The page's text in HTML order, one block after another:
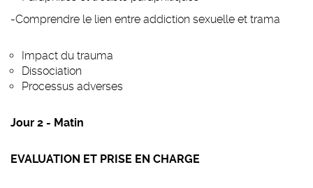
-Comprendre le lien entre addiction sexuelle et trama
Impact du trauma
Dissociation
Processus adverses
Jour 2 - Matin
EVALUATION ET PRISE EN CHARGE